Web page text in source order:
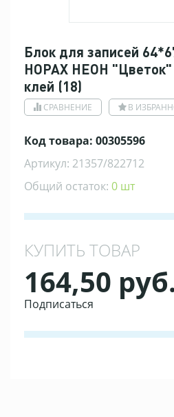
Блок для записей
HOPAX НЕОН
клей (18)
СРАВНЕНИЕ В
Код товара: 00305596
Артикул: 21357/822712
Общий остаток: 0 шт
КУПИТЬ ТОВАР
164,50 руб.
Подписаться